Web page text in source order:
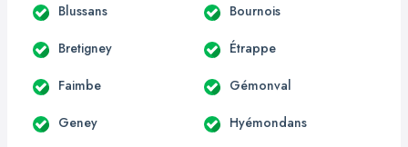
Blussans Bournois
Bretigney Étrappe
Faimbe Gémonval
Geney Hyémondans